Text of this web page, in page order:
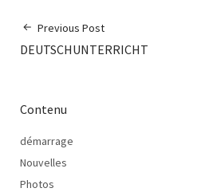
Previous Post
DEUTSCHUNTERRICHT
Contenu
démarrage
Nouvelles
Photos